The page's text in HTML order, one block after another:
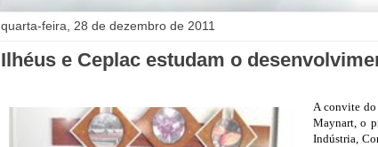
quarta-feira, 28 de dezembro de 2011
Ilhéus e Ceplac estudam o
A convite do
Maynart, o
Indústria,